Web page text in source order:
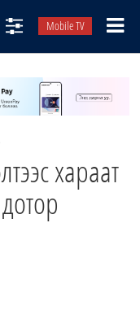
Mobile TV
хараат